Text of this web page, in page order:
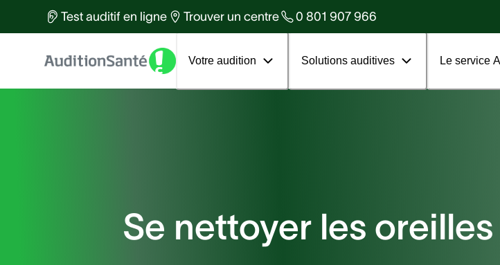
Test auditif en ligne Trouver un centre 0 801 907 966
Votre audition Solutions auditives Le service
Des équipes d'experts à votre
services
Votre 1er rendez-vous
Se nettoyer les